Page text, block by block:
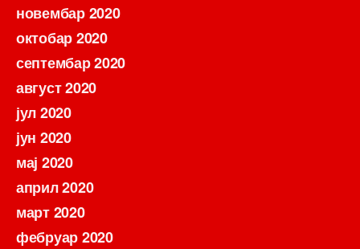
новембар 2020
октобар 2020
септембар 2020
август 2020
јул 2020
јун 2020
мај 2020
април 2020
март 2020
фебруар 2020